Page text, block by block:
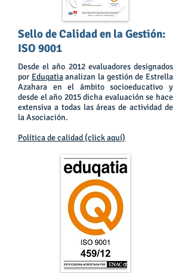
Sello de Calidad en la Gestión:
ISO 9001
Desde el año 2012 evaluadores designados
por Eduqatiaanalizan la gestión de Estrella
Azahara en el ámbito socioeducativo y
desde el año 2015 dicha evaluación se hace
extensiva a todas las áreas de actividad de
la Asociación.
Política de calidad (click aquí)